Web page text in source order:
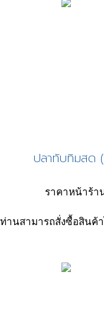
ปลาทับทิมสด
ราคาหน้าร้า
ท่านสามารถสั่งซื้อสินค้